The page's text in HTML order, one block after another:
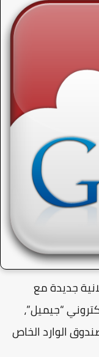
جديدة مع
“جيميل”،
الوارد الخاص